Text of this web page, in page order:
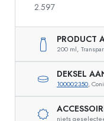
Kerstflessen
Decoratieve flessen
Cilindrische flessen
2.597
PRODUCT
200 ml,
DEKSEL
100002350,
niets